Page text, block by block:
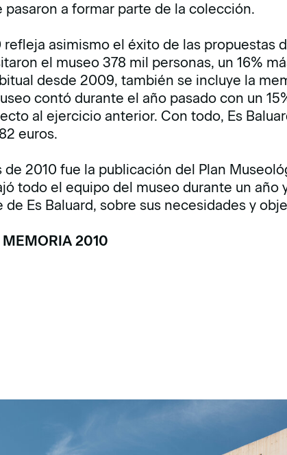
pasaron a formar parte de la colección.
refleja asimismo el éxito de las propuestas
el museo 378 mil personas, un 16%
desde 2009, también se incluye la
contó durante el año pasado con un
al ejercicio anterior. Con todo, Es
euros.
2010 fue la publicación del Plan
todo el equipo del museo durante un año
Es Baluard, sobre sus necesidades y
MEMORIA 2010